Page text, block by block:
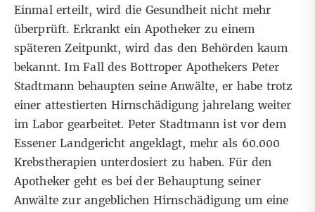
Einmal erteilt, wird die Gesundheit nicht mehr
überprüft. Erkrankt ein Apotheker zu einem
späteren Zeitpunkt, wird das den Behörden kaum
bekannt. Im Fall des Bottroper Apothekers Peter
Stadtmann behaupten seine Anwälte, er habe trotz
einer attestierten Hirnschädigung jahrelang weiter
im Labor gearbeitet. Peter Stadtmann ist vor dem
Essener Landgericht angeklagt, mehr als 60.000
Krebstherapien unterdosiert zu haben. Für den
Apotheker geht es bei der Behauptung seiner
Anwälte zur angeblichen Hirnschädigung um eine